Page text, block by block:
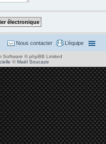
L’équipe
Nous contacter
Software © phpBB Limited
©Maël Soucaze